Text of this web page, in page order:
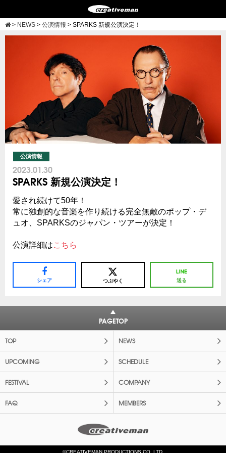
> NEWS > 公演情報 > SPARKS 新規公演決定！
公演情報
2023.01.30
SPARKS 新規公演決定！
愛され続けて50年！
常に独創的な音楽を作り続ける完全無敵のポップ・デ
ュオ、SPARKSのジャパン・ツアーが決定！
公演詳細はこちら
シェア つぶやく 送る
PAGETOP
TOP NEWS
UPCOMING SCHEDULE
FESTIVAL COMPANY
FAQ MEMBERS